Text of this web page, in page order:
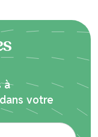
à
votre